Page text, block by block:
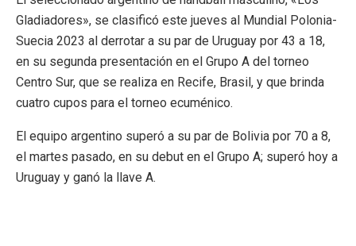
Gladiadores», se clasificó este jueves al Mundial Polonia-
Suecia 2023 al derrotar a su par de Uruguay por 43 a 18,
en su segunda presentación en el Grupo A del torneo
Centro Sur, que se realiza en Recife, Brasil, y que brinda
cuatro cupos para el torneo ecuménico.
El equipo argentino superó a su par de Bolivia por 70 a 8,
el martes pasado, en su debut en el Grupo A; superó hoy a
Uruguay y ganó la llave A.